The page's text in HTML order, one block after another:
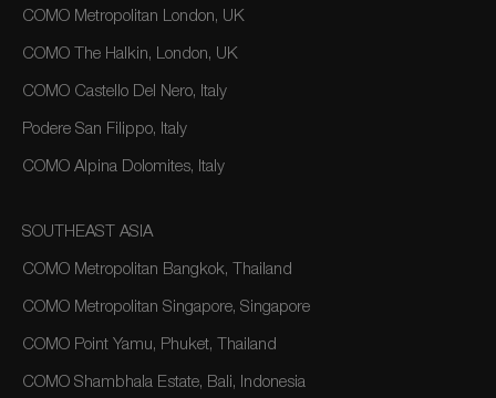
COMO Metropolitan London, UK
COMO The Halkin, London, UK
COMO Castello Del Nero, Italy
Podere San Filippo, Italy
COMO Alpina Dolomites, Italy
SOUTHEAST ASIA
COMO Metropolitan Bangkok, Thailand
COMO Metropolitan Singapore, Singapore
COMO Point Yamu, Phuket, Thailand
COMO Shambhala Estate, Bali, Indonesia